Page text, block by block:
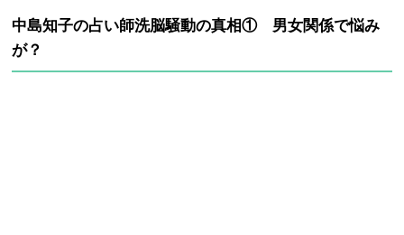
中島知子の占い師洗脳騒動の真相① 男女関係で悩み
が？